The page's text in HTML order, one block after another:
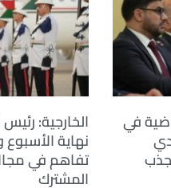
الخارجية: رئيس
نهاية
تفاهم في
المشترك
في